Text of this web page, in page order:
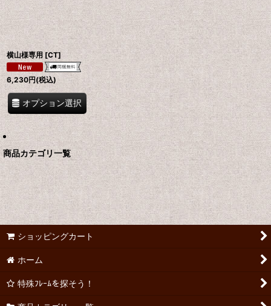
横山様専用 [CT]
6,230円(税込)
オプション選択
商品カテゴリ一覧
ショッピングカート
ホーム
特殊ﾌﾚｰﾑを探そう！